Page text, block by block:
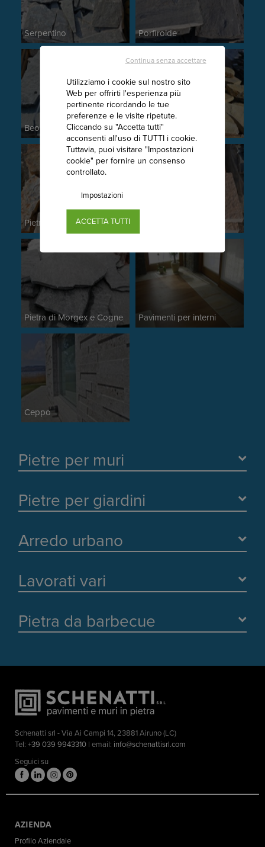
Serpentino Porfiroide
Beola verde Credaro
Pietra di Trani
Pietra di Morgex e Cogne Pavimenti per interni
Ceppo
Pietre per muri
Pietre per giardini
Arredo urbano
Lavorati vari
Pietra da barbecue
Schenatti srl - Via Ai Campi 14, 23881 Airuno (LC)
Tel: +39 039 9943310 | email: info@schenattisrl.com
Seguici su
AZIENDA
Profilo Aziendale
Continua senza accettare
Utilizziamo i cookie sul nostro sito
Web per offrirti l'esperienza più
pertinente ricordando le tue
preferenze e le visite ripetute.
Cliccando su "Accetta tutti"
acconsenti all'uso di TUTTI i cookie.
Tuttavia, puoi visitare "Impostazioni
cookie" per fornire un consenso
controllato.
Impostazioni
ACCETTA TUTTI